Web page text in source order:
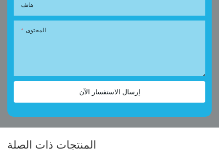
هاتف
المحتوى
إرسال الاستفسار الآن
المنتجات ذات الصلة